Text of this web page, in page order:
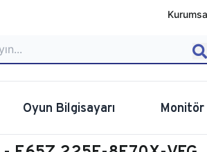
Oyun Bilgisayarı Monitör